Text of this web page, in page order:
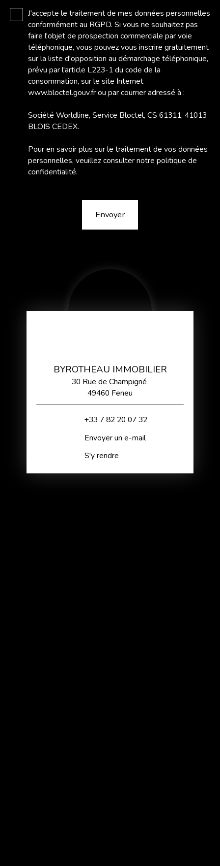
J'accepte le traitement de mes données personnelles
conformément au RGPD. Si vous ne souhaitez pas
faire l'objet de prospection commerciale par voie
téléphonique, vous pouvez vous inscrire gratuitement
sur la liste d'opposition au démarchage téléphonique,
prévu par l'article L223-1 du code de la
consommation, sur le site Internet
www.bloctel.gouv.fr ou par courrier adressé à :
Société Worldline, Service Bloctel, CS 61311, 41013
BLOIS CEDEX.
Pour en savoir plus sur le traitement de vos données
personnelles, veuillez consulter notre politique de
confidentialité.
Envoyer
BYROTHEAU IMMOBILIER
30 Rue de Champigné
49460 Feneu
+33 7 82 20 07 32
Envoyer un e-mail
S'y rendre